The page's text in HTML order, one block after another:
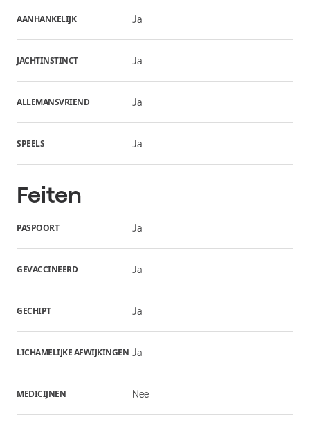
AANHANKELIJK Ja
JACHTINSTINCT Ja
ALLEMANSVRIEND Ja
SPEELS Ja
Feiten
PASPOORT Ja
GEVACCINEERD Ja
GECHIPT Ja
LICHAMELIJKE AFWIJKINGEN Ja
MEDICIJNEN Nee